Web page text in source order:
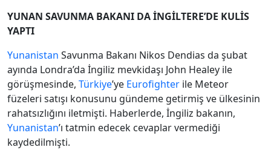
YUNAN SAVUNMA BAKANI DA İNGİLTERE’DE KULİS
YAPTI
Yunanistan Savunma Bakanı Nikos Dendias da şubat
ayında Londra’da İngiliz mevkidaşı John Healey ile
görüşmesinde, Türkiye’ye Eurofighter ile Meteor
füzeleri satışı konusunu gündeme getirmiş ve ülkesinin
rahatsızlığını iletmişti. Haberlerde, İngiliz bakanın,
Yunanistan’ı tatmin edecek cevaplar vermediği
kaydedilmişti.